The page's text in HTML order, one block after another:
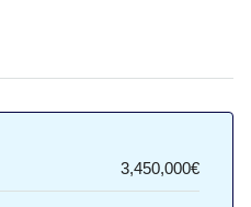
3,450,000€